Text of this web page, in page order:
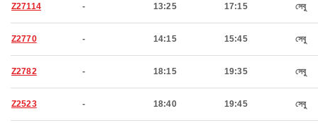
Z27114 - 13:25 17:15 সেবু
Z2770 - 14:15 15:45 সেবু
Z2782 - 18:15 19:35 সেবু
Z2523 - 18:40 19:45 সেবু